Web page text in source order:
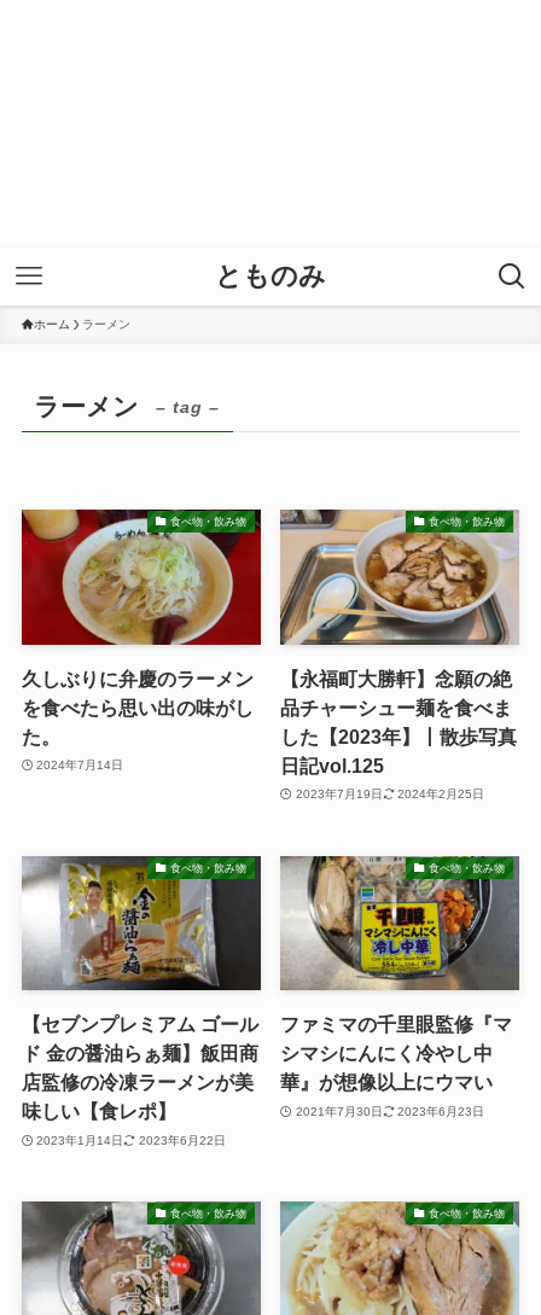
とものみ
ホーム ラーメン
ラーメン – tag –
食べ物・飲み物
久しぶりに弁慶のラーメン
を食べたら思い出の味がし
た。
2024年7月14日
食べ物・飲み物
【永福町大勝軒】念願の絶
品チャーシュー麺を食べま
した【2023年】丨散歩写真
日記vol.125
2023年7月19日 2024年2月25日
食べ物・飲み物
【セブンプレミアム ゴール
ド 金の醤油らぁ麺】飯田商
店監修の冷凍ラーメンが美
味しい【食レポ】
2023年1月14日 2023年6月22日
食べ物・飲み物
ファミマの千里眼監修『マ
シマシにんにく冷やし中
華』が想像以上にウマい
2021年7月30日 2023年6月23日
食べ物・飲み物 食べ物・飲み物